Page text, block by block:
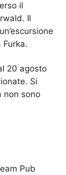
il
Il
20 agosto
Si
non sono
Pub